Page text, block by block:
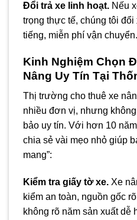
Đổi trả xe linh hoạt. Nếu
trọng thực tế, chúng tôi đổi
tiếng, miễn phí vận chuyển.
Kinh Nghiệm Chọn
Nâng Uy Tín Tại
Thị trường cho thuê xe
nhiều đơn vị, nhưng
bảo uy tín. Với hơn 10
chia sẻ vài mẹo nhỏ giúp
mang”:
Kiểm tra giấy tờ xe. Xe
kiểm an toàn, nguồn gốc
không rõ năm sản xuất dễ